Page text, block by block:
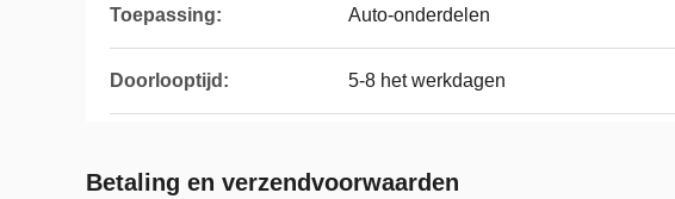
Toepassing: Auto-onderdelen
Doorlooptijd: 5-8 het werkdagen
Betaling en verzendvoorwaarden